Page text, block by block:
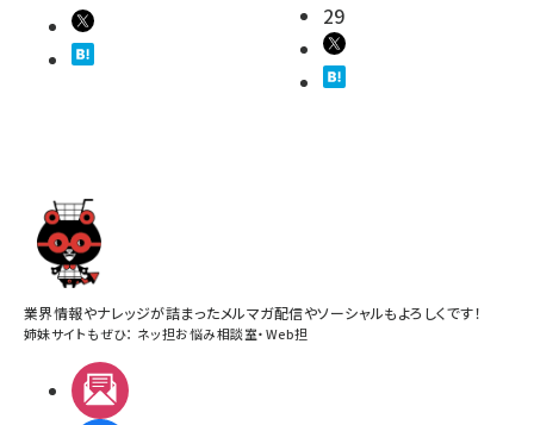
29
業界情報やナレッジが詰まったメルマガ配信やソーシャルもよろしくです！
姉妹サイトもぜひ： ネッ担お悩み相談室・Web担